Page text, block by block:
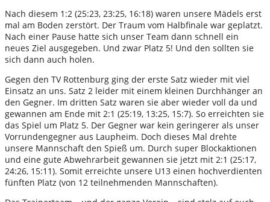
Nach diesem 1:2 (25:23, 23:25, 16:18) waren unsere Mädels erst
mal am Boden zerstört. Der Traum vom Halbfinale war geplatzt.
Nach einer Pause hatte sich unser Team dann schnell ein
neues Ziel ausgegeben. Und zwar Platz 5! Und den sollten sie
sich dann auch holen.
Gegen den TV Rottenburg ging der erste Satz wieder mit viel
Einsatz an uns. Satz 2 leider mit einem kleinen Durchhänger an
den Gegner. Im dritten Satz waren sie aber wieder voll da und
gewannen am Ende mit 2:1 (25:19, 13:25, 15:7). So erreichten sie
das Spiel um Platz 5. Der Gegner war kein geringerer als unser
Vorrundengegner aus Laupheim. Doch dieses Mal drehte
unsere Mannschaft den Spieß um. Durch super Blockaktionen
und eine gute Abwehrarbeit gewannen sie jetzt mit 2:1 (25:17,
24:26, 15:11). Somit erreichte unsere U13 einen hochverdienten
fünften Platz (von 12 teilnehmenden Mannschaften).